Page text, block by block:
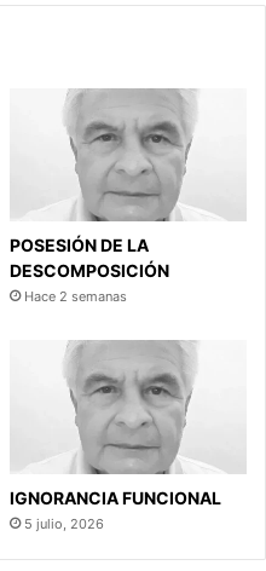
POSESIÓN DE LA
DESCOMPOSICIÓN
Hace 2 semanas
IGNORANCIA FUNCIONAL
5 julio, 2026